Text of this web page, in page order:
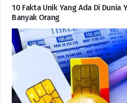
10 Fakta Unik Yang Ada Di Dunia
Banyak Orang